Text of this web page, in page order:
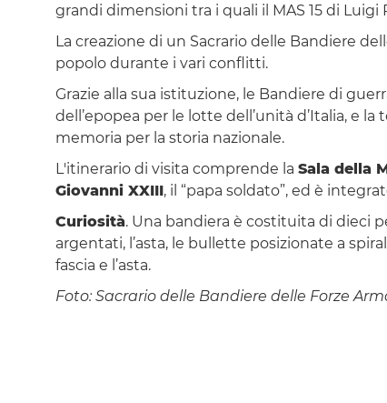
grandi dimensioni tra i quali il MAS 15 di Luigi
La creazione di un Sacrario delle Bandiere
popolo durante i vari conflitti.
Grazie alla sua istituzione, le Bandiere di
dell’epopea per le lotte dell’unità d’Italia, e
memoria per la storia nazionale.
L'itinerario di visita comprende la Sala della
Giovanni XXIII, il “papa soldato”, ed è
Curiosità. Una bandiera è costituita di dieci
argentati, l’asta, le bullette posizionate a
fascia e l’asta.
Foto: Sacrario delle Bandiere delle Forze